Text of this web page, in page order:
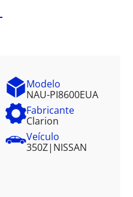
Modelo
NAU-PI8600EUA
Fabricante
Clarion
Veículo
350Z| NISSAN